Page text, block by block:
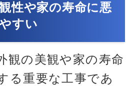
性や家の寿命に悪
すい
観の美観や家の寿命
る重要な工事であ